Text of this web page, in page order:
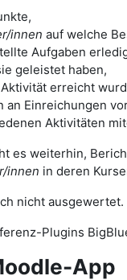
innen auf welche
Aufgaben
geleistet haben,
erreicht
an Einreichungen
Aktivitäten
es weiterhin,
innen in deren
nicht
Plugins
App